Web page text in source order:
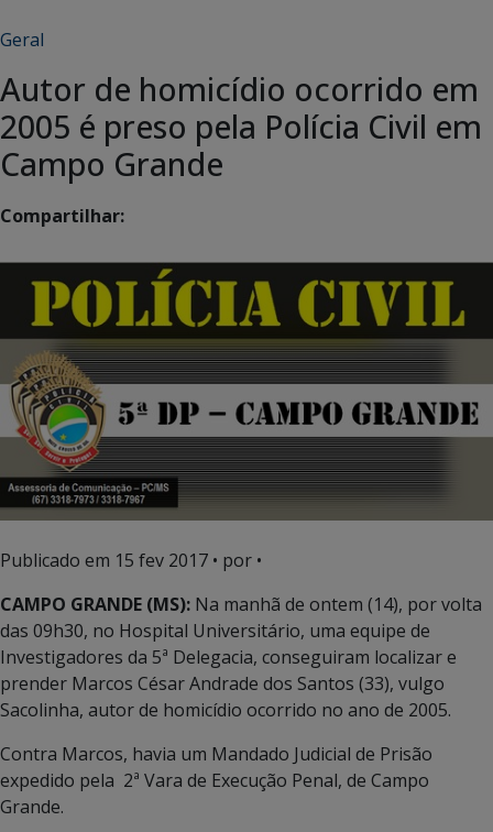
Geral
Autor de homicídio ocorrido em
2005 é preso pela Polícia Civil em
Campo Grande
Compartilhar:
Publicado em 15 fev 2017 • por •
CAMPO GRANDE (MS): Na manhã de ontem (14), por volta
das 09h30, no Hospital Universitário, uma equipe de
Investigadores da 5ª Delegacia, conseguiram localizar e
prender Marcos César Andrade dos Santos (33), vulgo
Sacolinha, autor de homicídio ocorrido no ano de 2005.
Contra Marcos, havia um Mandado Judicial de Prisão
expedido pela 2ª Vara de Execução Penal, de Campo
Grande.